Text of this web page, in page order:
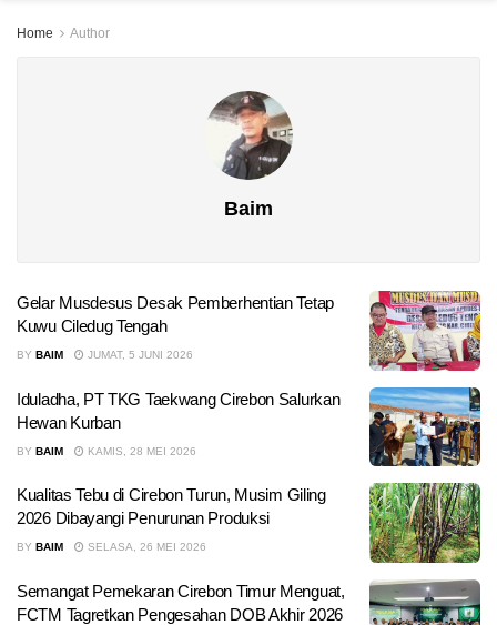
Home Author
Baim
Gelar Musdesus Desak Pemberhentian Tetap
Kuwu Ciledug Tengah
BY BAIM JUMAT, 5 JUNI 2026
Iduladha, PT TKG Taekwang Cirebon Salurkan
Hewan Kurban
BY BAIM KAMIS, 28 MEI 2026
Kualitas Tebu di Cirebon Turun, Musim Giling
2026 Dibayangi Penurunan Produksi
BY BAIM SELASA, 26 MEI 2026
Semangat Pemekaran Cirebon Timur Menguat,
FCTM Tagretkan Pengesahan DOB Akhir 2026